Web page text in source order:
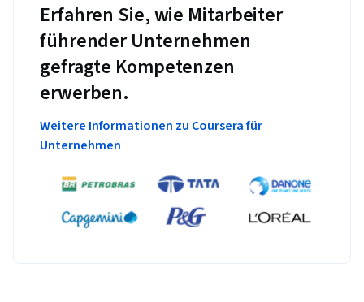
Erfahren Sie, wie Mitarbeiter
führender Unternehmen
gefragte Kompetenzen
erwerben.
Weitere Informationen zu Coursera für
Unternehmen